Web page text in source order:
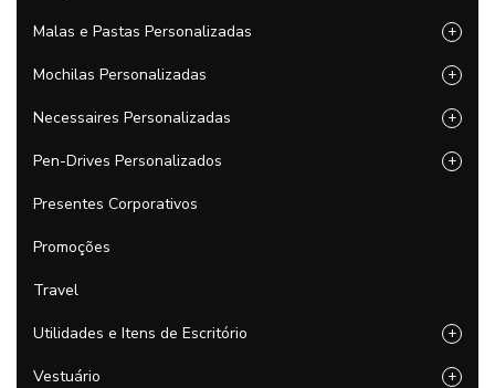
Malas e Pastas Personalizadas +
Mochilas Personalizadas +
Necessaires Personalizadas +
Pen-Drives Personalizados +
Presentes Corporativos
Promoções
Travel
Utilidades e Itens de Escritório +
Vestuário +